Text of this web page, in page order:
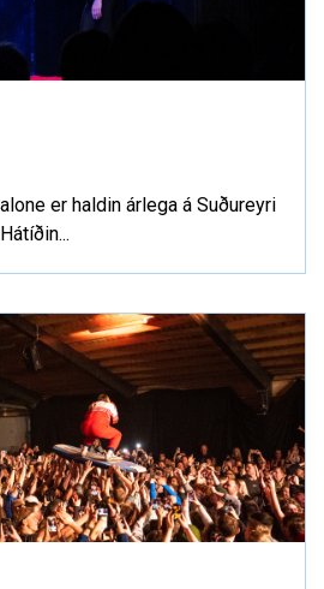
er haldin árlega á Suðureyri